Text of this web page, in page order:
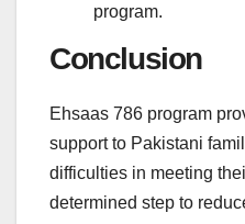
program.
Conclusion
Ehsaas 786 program
support to Pakistani
difficulties in meeting
determined step to